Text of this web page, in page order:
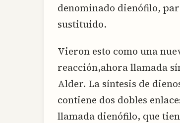
denominado dienófilo,
sustituido.
Vieron esto como una
reacción,ahora llamada
Alder. La síntesis de
contiene dos dobles
llamada dienófilo, que